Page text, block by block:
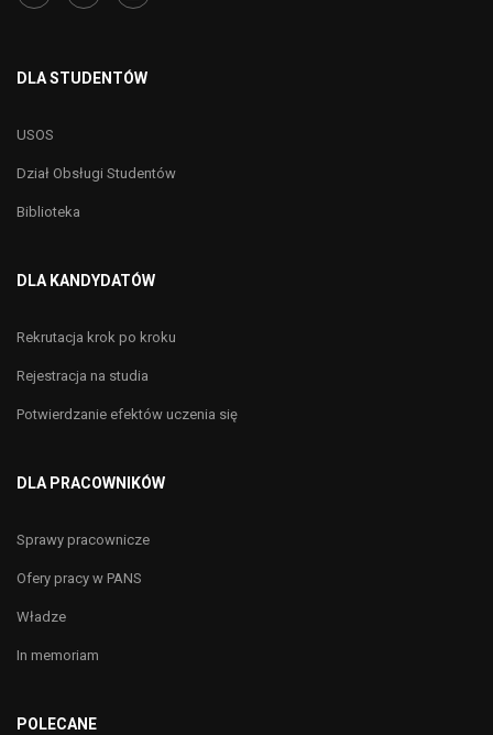
DLA STUDENTÓW
USOS
Dział Obsługi Studentów
Biblioteka
DLA KANDYDATÓW
Rekrutacja krok po kroku
Rejestracja na studia
Potwierdzanie efektów uczenia się
DLA PRACOWNIKÓW
Sprawy pracownicze
Ofery pracy w PANS
Władze
In memoriam
POLECANE